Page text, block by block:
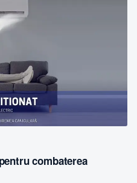
combaterea